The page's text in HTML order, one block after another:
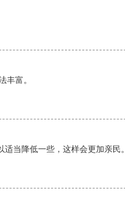
丰富。
当降低一些，这样会更加亲民。